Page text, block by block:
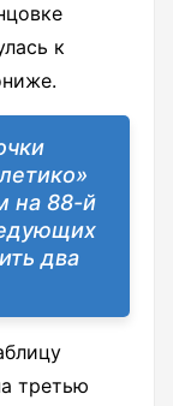
к
на 88-й
два
третью